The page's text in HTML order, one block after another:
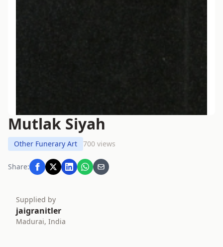
Mutlak Siyah
Other Funerary Art 700 views
Share:
Supplied by
jaigranitler
Madurai, India